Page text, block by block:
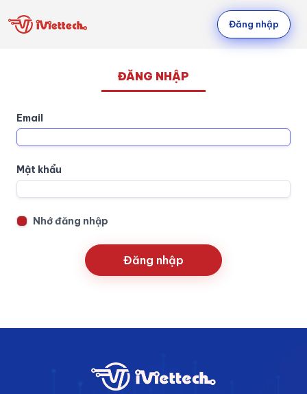
Đăng nhập
ĐĂNG NHẬP
Email
Mật khẩu
Nhớ đăng nhập
Đăng nhập